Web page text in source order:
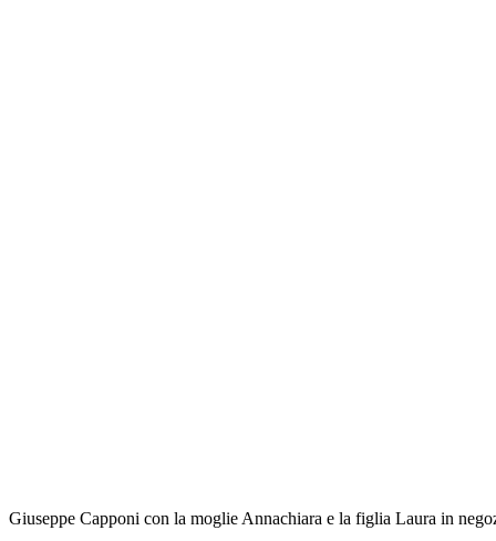
Giuseppe Capponi con la moglie Annachiara e la figlia Laura in